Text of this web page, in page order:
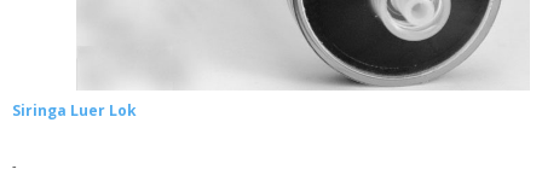
Siringa Luer Lok
-